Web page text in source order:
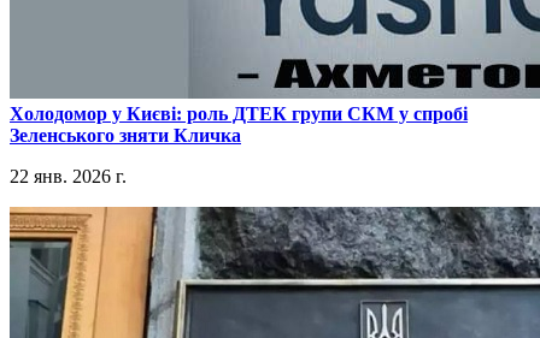
​Холодомор у Києві: роль ДТЕК групи СКМ у спробі
Зеленського зняти Кличка
22 янв. 2026 г.